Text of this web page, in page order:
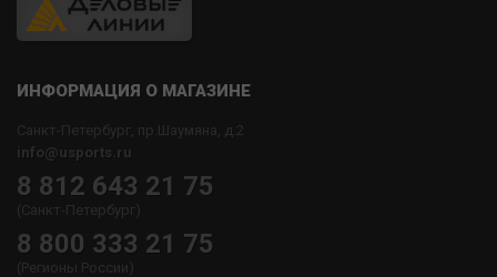
ИНФОРМАЦИЯ О МАГАЗИНЕ
Санкт-Петербург, пр.Шаумяна, д.2
info@usports.ru
8 812 643 21 75
(Санкт-Петербург)
8 800 333 21 75
(Регионы России)